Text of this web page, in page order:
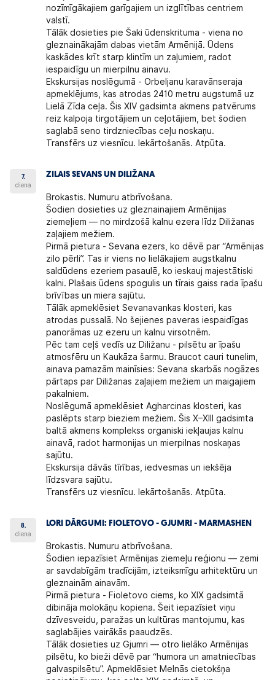
nozīmīgākajiem garīgajiem un izglītības centriem
valstī.
Tālāk dosieties pie Šaki ūdenskrituma - viena no
gleznainākajām dabas vietām Armēnijā. Ūdens
kaskādes krīt starp klintīm un zaļumiem, radot
iespaidīgu un mierpilnu ainavu.
Ekskursijas noslēgumā - Orbeljanu karavānseraja
apmeklējums, kas atrodas 2410 metru augstumā uz
Lielā Zīda ceļa. Šis XIV gadsimta akmens patvērums
reiz kalpoja tirgotājiem un ceļotājiem, bet šodien
saglabā seno tirdzniecības ceļu noskaņu.
Transfērs uz viesnīcu. Iekārtošanās. Atpūta.
7.
diena
ZILAIS SEVANS UN DILIŽANA
Brokastis. Numuru atbrīvošana.
Šodien dosieties uz gleznainajiem Armēnijas
ziemeļiem — no mirdzošā kalnu ezera līdz Diližanas
zaļajiem mežiem.
Pirmā pietura - Sevana ezers, ko dēvē par “Armēnijas
zilo pērli”. Tas ir viens no lielākajiem augstkalnu
saldūdens ezeriem pasaulē, ko ieskauj majestātiski
kalni. Plašais ūdens spogulis un tīrais gaiss rada īpašu
brīvības un miera sajūtu.
Tālāk apmeklēsiet Sevanavankas klosteri, kas
atrodas pussalā. No šejienes paveras iespaidīgas
panorāmas uz ezeru un kalnu virsotnēm.
Pēc tam ceļš vedīs uz Diližanu - pilsētu ar īpašu
atmosfēru un Kaukāza šarmu. Braucot cauri tunelim,
ainava pamazām mainīsies: Sevana skarbās nogāzes
pārtaps par Diližanas zaļajiem mežiem un maigajiem
pakalniem.
Noslēgumā apmeklēsiet Agharcinas klosteri, kas
paslēpts starp bieziem mežiem. Šis X–XIII gadsimta
baltā akmens komplekss organiski iekļaujas kalnu
ainavā, radot harmonijas un mierpilnas noskaņas
sajūtu.
Ekskursija dāvās tīrības, iedvesmas un iekšēja
līdzsvara sajūtu.
Transfērs uz viesnīcu. Iekārtošanās. Atpūta.
8.
diena
LORI DĀRGUMI: FIOLETOVO - GJUMRI - MARMASHEN
Brokastis. Numuru atbrīvošana.
Šodien iepazīsiet Armēnijas ziemeļu reģionu — zemi
ar savdabīgām tradīcijām, izteiksmīgu arhitektūru un
gleznainām ainavām.
Pirmā pietura - Fioletovo ciems, ko XIX gadsimtā
dibināja molokāņu kopiena. Šeit iepazīsiet viņu
dzīvesveidu, paražas un kultūras mantojumu, kas
saglabājies vairākās paaudzēs.
Tālāk dosieties uz Gjumri — otro lielāko Armēnijas
pilsētu, ko bieži dēvē par “humora un amatniecības
galvaspilsētu”. Apmeklēsiet Melnās cietokšņa